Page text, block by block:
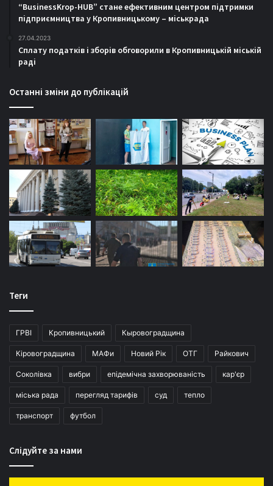
“BusinessKrop-HUB” стане ефективним центром підтримки
підприємництва у Кропивницькому – міськрада
27.04.2023
Сплату податків і зборів обговорили в Кропивницькій міській
раді
Останні зміни до публікацій
Теги
ГРВІ Кропивницький Кыровоградщина
Кіровоградщина МАФи Новий Рік ОТГ Райкович
Соколівка вибри епідемічна захворюваність кар'єр
міська рада перегляд тарифів суд тепло
транспорт футбол
Слідуйте за нами